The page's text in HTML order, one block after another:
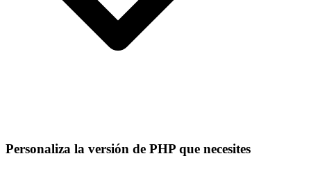
Personaliza la versión de PHP que necesites